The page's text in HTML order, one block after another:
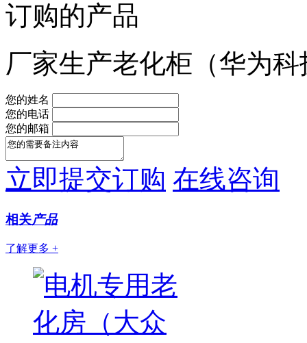
订购的产品
厂家生产老化柜（华为科
您的姓名
您的电话
您的邮箱
立即提交订购 在线咨询
相关产品
了解更多 +